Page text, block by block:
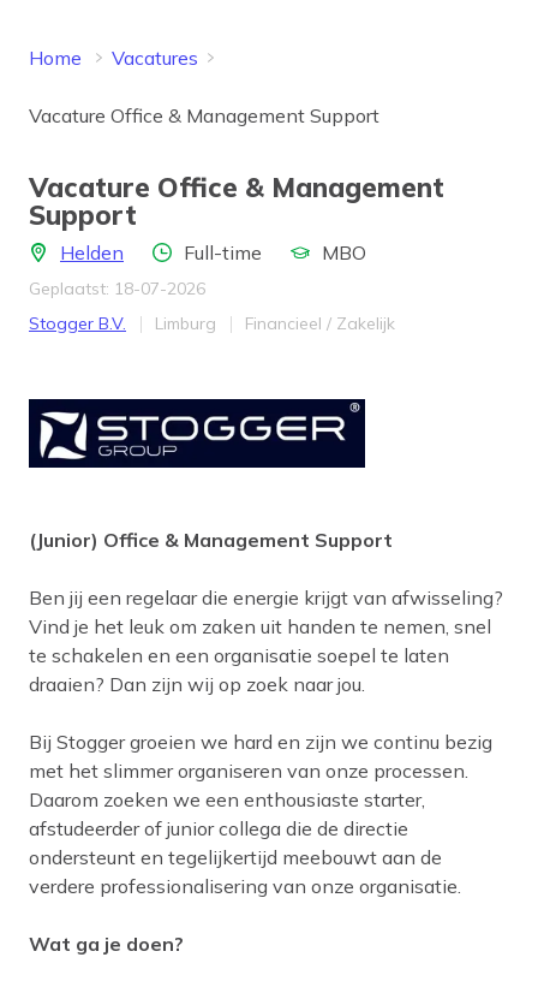
Home Vacatures
Vacature Office & Management Support
Vacature Office & Management
Support
LocatieHelden Aantal uren
Full-time Opleidingsniveau
MBO
Geplaatst: 18-07-2026
Bedrijf
Stogger B.V. Provincie
Limburg Werkveld
Financieel / Zakelijk
(Junior) Office & Management Support
Ben jij een regelaar die energie krijgt van afwisseling?
Vind je het leuk om zaken uit handen te nemen, snel
te schakelen en een organisatie soepel te laten
draaien? Dan zijn wij op zoek naar jou.
Bij Stogger groeien we hard en zijn we continu bezig
met het slimmer organiseren van onze processen.
Daarom zoeken we een enthousiaste starter,
afstudeerder of junior collega die de directie
ondersteunt en tegelijkertijd meebouwt aan de
verdere professionalisering van onze organisatie.
Wat ga je doen?